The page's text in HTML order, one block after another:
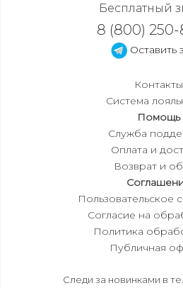
Бесплатный
8 (800) 250-
Оставить
Контакты
Система
Помощь
Служба
Оплата и
Возврат и
Пользовательское
Согласие на
Политика
Публичная
Следи за новинками в